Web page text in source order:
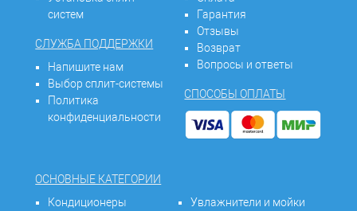
систем
СЛУЖБА ПОДДЕРЖКИ
Напишите нам
Выбор сплит-системы
Политика
конфиденциальности
Гарантия
Отзывы
Возврат
Вопросы и ответы
СПОСОБЫ ОПЛАТЫ
ОСНОВНЫЕ КАТЕГОРИИ
Кондиционеры
Увлажнители и мойки